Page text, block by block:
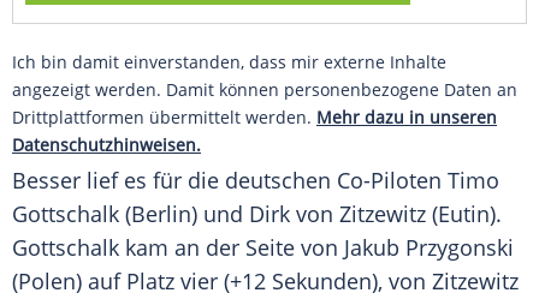
Ich bin damit einverstanden, dass mir externe Inhalte
angezeigt werden. Damit können personenbezogene Daten an
Drittplattformen übermittelt werden. Mehr dazu in unseren
Datenschutzhinweisen.
Besser lief es für die deutschen Co-Piloten Timo
Gottschalk (Berlin) und Dirk von Zitzewitz (Eutin).
Gottschalk kam an der Seite von Jakub Przygonski
(Polen) auf Platz vier (+12 Sekunden), von Zitzewitz